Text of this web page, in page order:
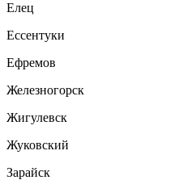
Елец
Ессентуки
Ефремов
Железногорск
Жигулевск
Жуковский
Зарайск